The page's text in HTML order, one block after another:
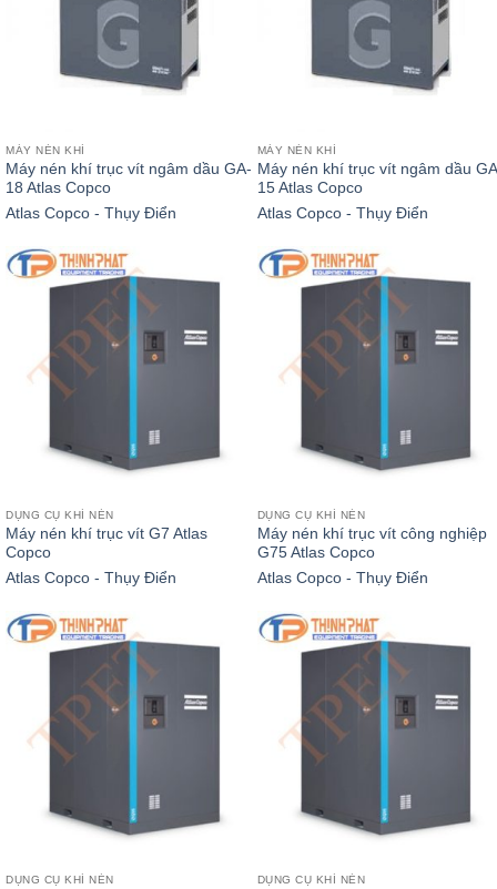
MÁY NÉN KHÍ
Máy nén khí trục vít ngâm dầu GA-
18 Atlas Copco
Atlas Copco - Thụy Điển
MÁY NÉN KHÍ
Máy nén khí trục vít ngâm dầu
15 Atlas Copco
Atlas Copco - Thụy Điển
DỤNG CỤ KHÍ NÉN
Máy nén khí trục vít G7 Atlas
Copco
Atlas Copco - Thụy Điển
DỤNG CỤ KHÍ NÉN
Máy nén khí trục vít công nghiệp
G75 Atlas Copco
Atlas Copco - Thụy Điển
DỤNG CỤ KHÍ NÉN DỤNG CỤ KHÍ NÉN